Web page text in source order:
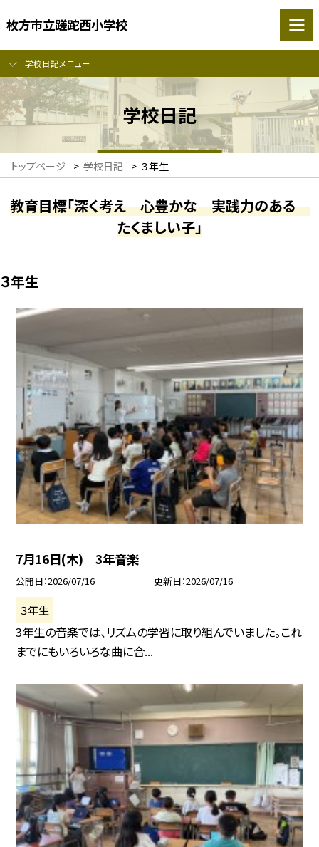
枚方市立蹉跎西小学校
学校日記メニュー
学校日記
トップページ > 学校日記 > ３年生
教育目標「深く考え 心豊かな 実践力のある
たくましい子」
３年生
7月16日(木) 3年音楽
公開日 2026/07/16 更新日 2026/07/16
３年生
3年生の音楽では、リズムの学習に取り組んでいました。これ
までにもいろいろな曲に合...